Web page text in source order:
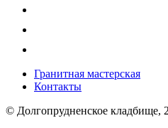
Гранитная мастерская
Контакты
© Долгопрудненское кладбище,